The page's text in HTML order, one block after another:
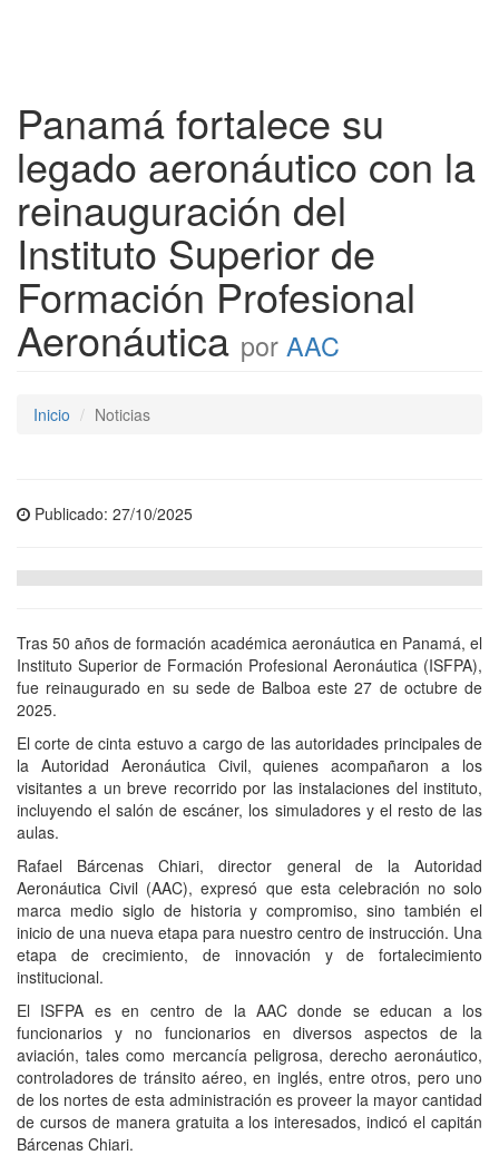
Panamá fortalece su
legado aeronáutico con la
reinauguración del
Instituto Superior de
Formación Profesional
Aeronáutica por AAC
Inicio Noticias
Publicado: 27/10/2025
Tras 50 años de formación académica aeronáutica en Panamá, el
Instituto Superior de Formación Profesional Aeronáutica (ISFPA),
fue reinaugurado en su sede de Balboa este 27 de octubre de
2025.
El corte de cinta estuvo a cargo de las autoridades principales de
la Autoridad Aeronáutica Civil, quienes acompañaron a los
visitantes a un breve recorrido por las instalaciones del instituto,
incluyendo el salón de escáner, los simuladores y el resto de las
aulas.
Rafael Bárcenas Chiari, director general de la Autoridad
Aeronáutica Civil (AAC), expresó que esta celebración no solo
marca medio siglo de historia y compromiso, sino también el
inicio de una nueva etapa para nuestro centro de instrucción. Una
etapa de crecimiento, de innovación y de fortalecimiento
institucional.
El ISFPA es en centro de la AAC donde se educan a los
funcionarios y no funcionarios en diversos aspectos de la
aviación, tales como mercancía peligrosa, derecho aeronáutico,
controladores de tránsito aéreo, en inglés, entre otros, pero uno
de los nortes de esta administración es proveer la mayor cantidad
de cursos de manera gratuita a los interesados, indicó el capitán
Bárcenas Chiari.